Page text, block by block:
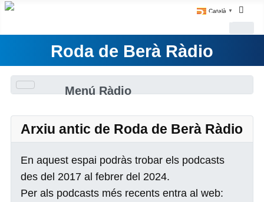
Català ▼
Roda de Berà Ràdio
Menú Ràdio
Arxiu antic de Roda de Berà Ràdio
En aquest espai podràs trobar els podcasts
des del 2017 al febrer del 2024.
Per als podcasts més recents entra al web: